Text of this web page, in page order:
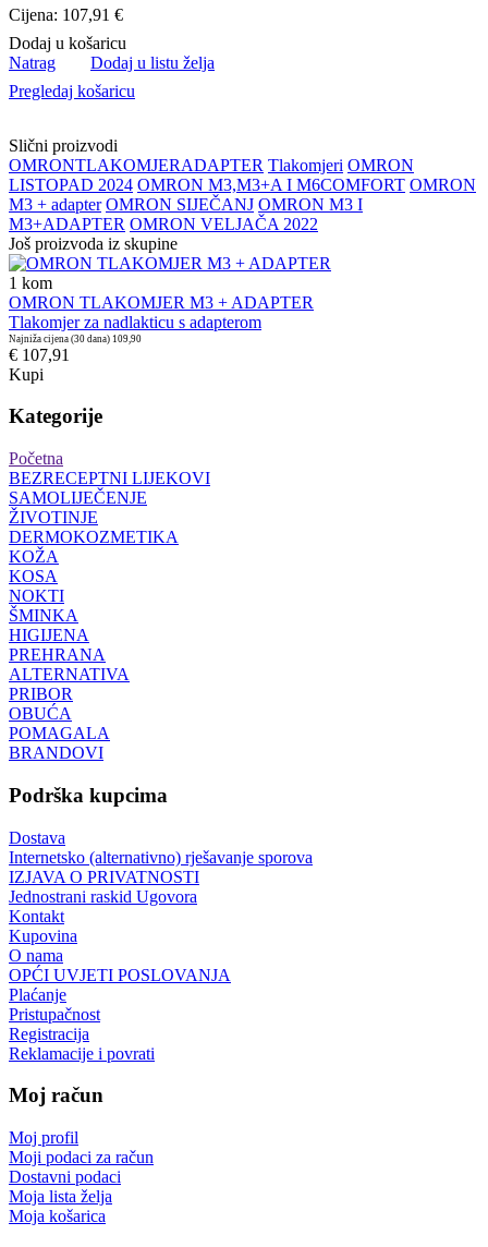
Cijena: 107,91 €
Dodaj u košaricu
Natrag
Dodaj u listu želja
Pregledaj košaricu
Slični proizvodi
OMRONTLAKOMJERADAPTER Tlakomjeri OMRON
LISTOPAD 2024 OMRON M3,M3+A I M6COMFORT OMRON
M3 + adapter OMRON SIJEČANJ OMRON M3 I
M3+ADAPTER OMRON VELJAČA 2022
Još proizvoda iz skupine
1 kom
OMRON TLAKOMJER M3 + ADAPTER
Tlakomjer za nadlakticu s adapterom
Najniža cijena (30 dana) 109,90
€ 107,91
Kupi
Kategorije
Početna
BEZRECEPTNI LIJEKOVI
SAMOLIJEČENJE
ŽIVOTINJE
DERMOKOZMETIKA
KOŽA
KOSA
NOKTI
ŠMINKA
HIGIJENA
PREHRANA
ALTERNATIVA
PRIBOR
OBUĆA
POMAGALA
BRANDOVI
Podrška kupcima
Dostava
Internetsko (alternativno) rješavanje sporova
IZJAVA O PRIVATNOSTI
Jednostrani raskid Ugovora
Kontakt
Kupovina
O nama
OPĆI UVJETI POSLOVANJA
Plaćanje
Pristupačnost
Registracija
Reklamacije i povrati
Moj račun
Moj profil
Moji podaci za račun
Dostavni podaci
Moja lista želja
Moja košarica